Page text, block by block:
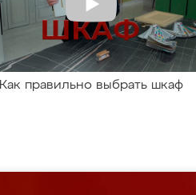
Как правильно выбрать шкаф